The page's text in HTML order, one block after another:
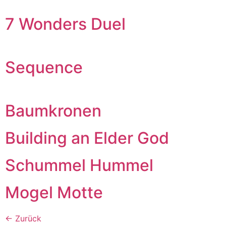
7 Wonders Duel
Sequence
Baumkronen
Building an Elder God
Schummel Hummel
Mogel Motte
← Zurück